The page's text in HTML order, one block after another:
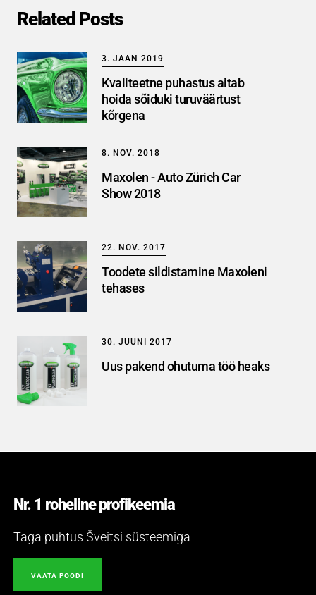
Related Posts
3. JAAN 2019
Kvaliteetne puhastus aitab
hoida sõiduki turuväärtust
kõrgena
8. NOV. 2018
Maxolen - Auto Zürich Car
Show 2018
22. NOV. 2017
Toodete sildistamine Maxoleni
tehases
30. JUUNI 2017
Uus pakend ohutuma töö heaks
Nr. 1 roheline profikeemia
Taga puhtus Šveitsi süsteemiga
VAATA POODI